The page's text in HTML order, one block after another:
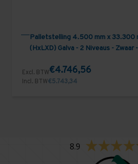
Palletstelling 4.500 mm x 33.300
(HxLXD) Galva - 2 Niveaus - Zwaar
Excl. BTW€4.746,56
Incl. BTW€5.743,34
8.9